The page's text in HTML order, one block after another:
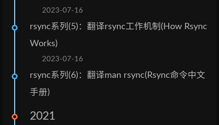
2023-07-16
rsync系列(5)：翻译rsync工作机制(How Rsync
Works)
2023-07-16
rsync系列(6)：翻译man rsync(Rsync命令中文
手册)
2021